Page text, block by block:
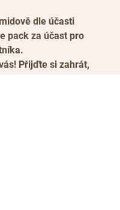
dle účasti
pack za účast pro
Přijďte si zahrát,